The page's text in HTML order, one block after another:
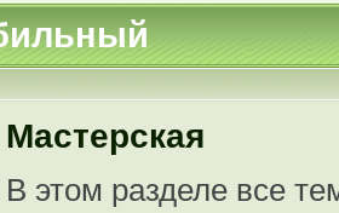
Мастерская
В этом разделе все